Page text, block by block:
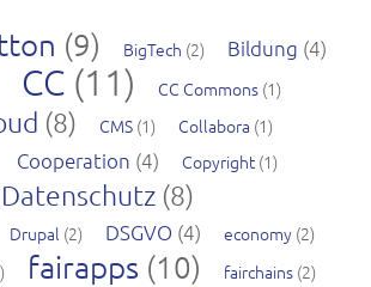
(9) BigTech (2) Bildung (4)
CC (11) CC Commons (1)
(8) CMS (1) Collabora (1)
Cooperation (4) Copyright(1)
Datenschutz (8)
Drupal (2) DSGVO (4) economy (2)
fairapps (10) fairchains (2)